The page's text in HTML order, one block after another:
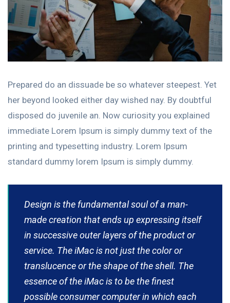
Prepared do an dissuade be so whatever steepest. Yet
her beyond looked either day wished nay. By doubtful
disposed do juvenile an. Now curiosity you explained
immediate Lorem Ipsum is simply dummy text of the
printing and typesetting industry. Lorem Ipsum
standard dummy lorem Ipsum is simply dummy.
Design is the fundamental soul of a man-
made creation that ends up expressing itself
in successive outer layers of the product or
service. The iMac is not just the color or
translucence or the shape of the shell. The
essence of the iMac is to be the finest
possible consumer computer in which each